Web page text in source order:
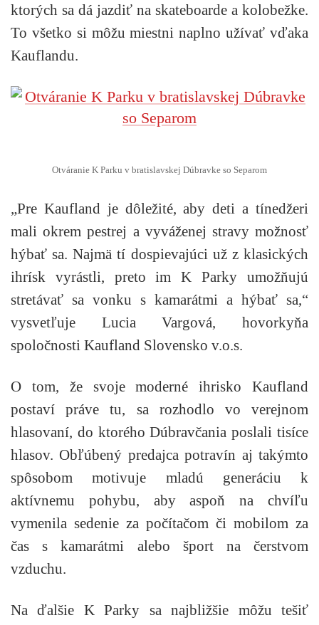
ktorých sa dá jazdiť na skateboarde a kolobežke.
To všetko si môžu miestni naplno užívať vďaka
Kauflandu.
Otváranie K Parku v bratislavskej Dúbravke so Separom
„Pre Kaufland je dôležité, aby deti a tínedžeri
mali okrem pestrej a vyváženej stravy možnosť
hýbať sa. Najmä tí dospievajúci už z klasických
ihrísk vyrástli, preto im K Parky umožňujú
stretávať sa vonku s kamarátmi a hýbať sa,“
vysvetľuje Lucia Vargová, hovorkyňa
spoločnosti Kaufland Slovensko v.o.s.
O tom, že svoje moderné ihrisko Kaufland
postaví práve tu, sa rozhodlo vo verejnom
hlasovaní, do ktorého Dúbravčania poslali tisíce
hlasov. Obľúbený predajca potravín aj takýmto
spôsobom motivuje mladú generáciu k
aktívnemu pohybu, aby aspoň na chvíľu
vymenila sedenie za počítačom či mobilom za
čas s kamarátmi alebo šport na čerstvom
vzduchu.
Na ďalšie K Parky sa najbližšie môžu tešiť